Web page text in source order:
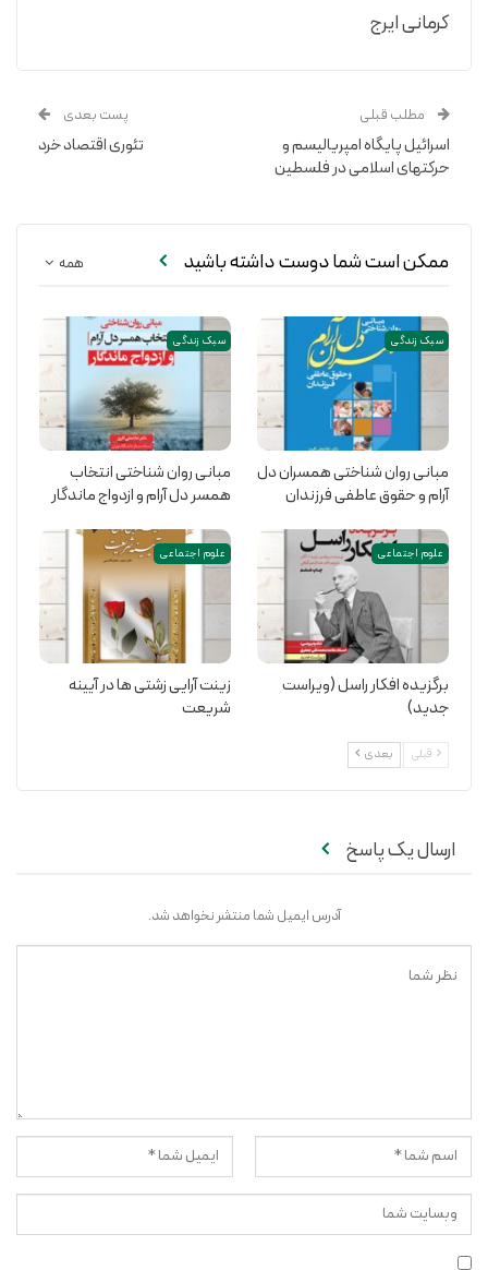
کرمانی ایرج
مطلب قبلی
اسرائیل پایگاه امپریالیسم و
حرکتهای اسلامی در فلسطین
پست بعدی
تئوری اقتصاد خرد
همه ممکن است شما دوست داشته باشید
سبک زندگی
مبانی روان شناختی همسران دل
آرام و حقوق عاطفی فرزندان
سبک زندگی
مبانی روان شناختی انتخاب
همسر دل آرام و ازدواج ماندگار
علوم اجتماعی
برگزیده افکار راسل (ویراست
جدید)
علوم اجتماعی
زینت آرایی زشتی ها در آیینه
شریعت
قبلی بعدی
ارسال یک پاسخ
آدرس ایمیل شما منتشر نخواهد شد.